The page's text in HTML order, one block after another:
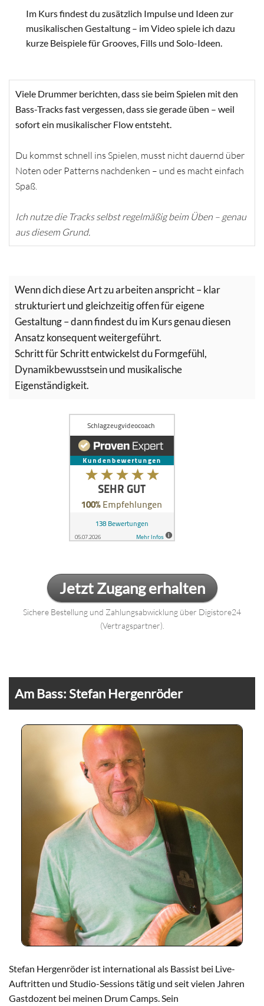
Im Kurs findest du zusätzlich Impulse und Ideen zur
musikalischen Gestaltung – im Video spiele ich dazu
kurze Beispiele für Grooves, Fills und Solo-Ideen.
Viele Drummer berichten, dass sie beim Spielen mit den
Bass-Tracks fast vergessen, dass sie gerade üben – weil
sofort ein musikalischer Flow entsteht.
Du kommst schnell ins Spielen, musst nicht dauernd über
Noten oder Patterns nachdenken – und es macht einfach
Spaß.
Ich nutze die Tracks selbst regelmäßig beim Üben – genau
aus diesem Grund.
Wenn dich diese Art zu arbeiten anspricht – klar
strukturiert und gleichzeitig offen für eigene
Gestaltung – dann findest du im Kurs genau diesen
Ansatz konsequent weitergeführt.
Schritt für Schritt entwickelst du Formgefühl,
Dynamikbewusstsein und musikalische
Eigenständigkeit.
Jetzt Zugang erhalten
Sichere Bestellung und Zahlungsabwicklung über Digistore24
(Vertragspartner).
Am Bass: Stefan Hergenröder
Stefan Hergenröder ist international als Bassist bei Live-
Auftritten und Studio-Sessions tätig und seit vielen Jahren
Gastdozent bei meinen Drum Camps. Sein